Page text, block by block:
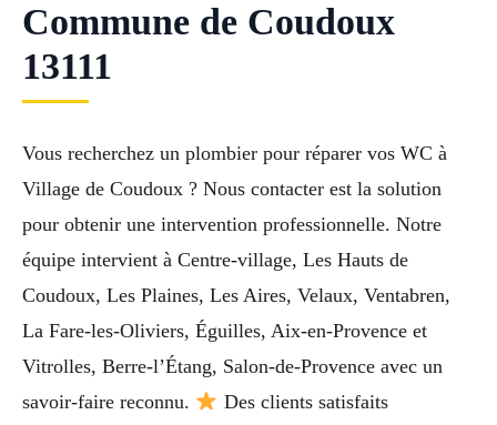
Commune de Coudoux
13111
Vous recherchez un plombier pour réparer vos WC à
Village de Coudoux ? Nous contacter est la solution
pour obtenir une intervention professionnelle. Notre
équipe intervient à Centre-village, Les Hauts de
Coudoux, Les Plaines, Les Aires, Velaux, Ventabren,
La Fare-les-Oliviers, Éguilles, Aix-en-Provence et
Vitrolles, Berre-l’Étang, Salon-de-Provence avec un
savoir-faire reconnu.
Des clients satisfaits